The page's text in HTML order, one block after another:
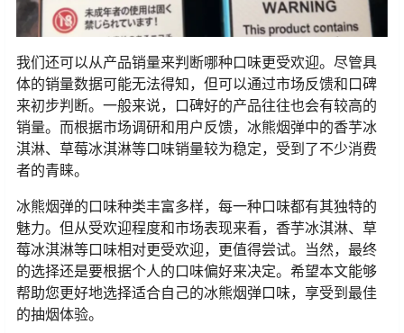
我们还可以从产品销量来判断哪种口味更受欢迎。尽管具
体的销量数据可能无法得知，但可以通过市场反馈和口碑
来初步判断。一般来说，口碑好的产品往往也会有较高的
销量。而根据市场调研和用户反馈，冰熊烟弹中的香芋冰
淇淋、草莓冰淇淋等口味销量较为稳定，受到了不少消费
者的青睐。
冰熊烟弹的口味种类丰富多样，每一种口味都有其独特的
魅力。但从受欢迎程度和市场表现来看，香芋冰淇淋、草
莓冰淇淋等口味相对更受欢迎，更值得尝试。当然，最终
的选择还是要根据个人的口味偏好来决定。希望本文能够
帮助您更好地选择适合自己的冰熊烟弹口味，享受到最佳
的抽烟体验。